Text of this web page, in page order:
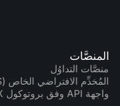
المنصَّات
منصَّات التداوُل
المُخدِّم الافتراضي الخاص (VPS)
واجهة API وفق بروتوكول FIX